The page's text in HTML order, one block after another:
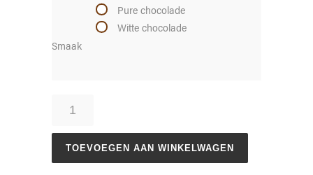
Smaak
Pure chocolade
Witte chocolade
aantal
TOEVOEGEN AAN WINKELWAGEN